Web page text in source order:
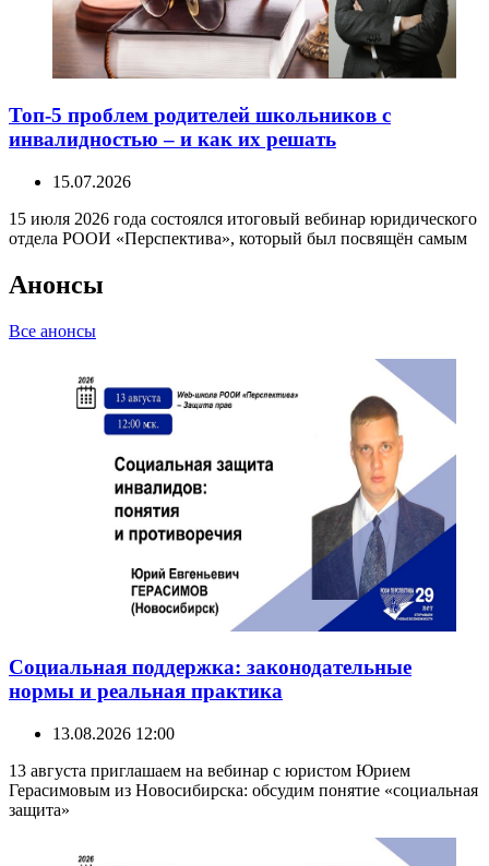
Топ-5 проблем родителей школьников с
инвалидностью – и как их решать
15.07.2026
15 июля 2026 года состоялся итоговый вебинар юридического
отдела РООИ «Перспектива», который был посвящён самым
Анонсы
Все анонсы
Социальная поддержка: законодательные
нормы и реальная практика
13.08.2026 12:00
13 августа приглашаем на вебинар с юристом Юрием
Герасимовым из Новосибирска: обсудим понятие «социальная
защита»